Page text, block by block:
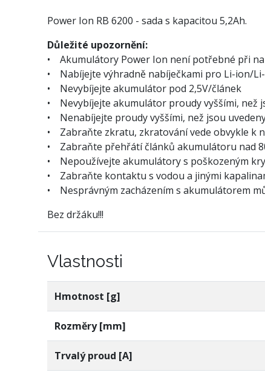
Power Ion RB 6200 - sada s kapacitou 5,2Ah.
Důležité upozornění:
• Akumulátory Power Ion není potřebné při
• Nabíjejte výhradně nabíječkami pro Li-ion/
• Nevybíjejte akumulátor pod 2,5V/článek
• Nevybíjejte akumulátor proudy vyššími, než
• Nenabíjejte proudy vyššími, než jsou
• Zabraňte zkratu, zkratování vede obvykle k
• Zabraňte přehřátí článků akumulátoru nad
• Nepoužívejte akumulátory s poškozeným
• Zabraňte kontaktu s vodou a jinými
• Nesprávným zacházením s akumulátorem
Bez držáku!!!
Vlastnosti
Hmotnost [g]
Rozměry [mm]
Trvalý proud [A]